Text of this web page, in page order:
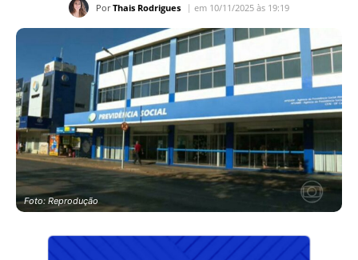
Por Thais Rodrigues em 10/11/2025 às 19:19
Foto: Reprodução